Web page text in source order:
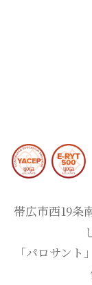
帯広市西19条
「パロサン